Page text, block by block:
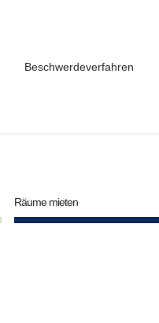
Beschwerdeverfahren
Räume mieten